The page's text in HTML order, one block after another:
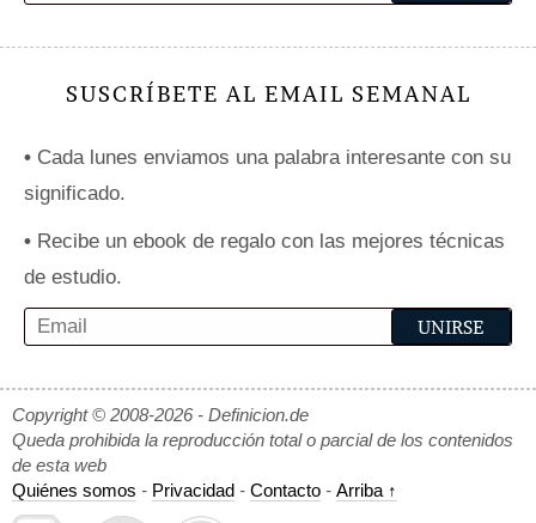
SUSCRÍBETE AL EMAIL SEMANAL
• Cada lunes enviamos una palabra interesante con su
significado.
• Recibe un ebook de regalo con las mejores técnicas
de estudio.
Copyright © 2008-2026 - Definicion.de
Queda prohibida la reproducción total o parcial de los contenidos
de esta web
Quiénes somos - Privacidad - Contacto - Arriba ↑